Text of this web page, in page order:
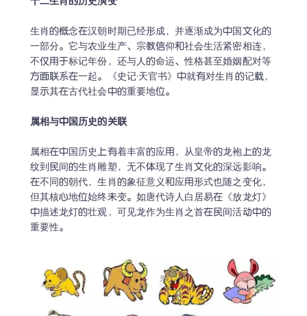
生肖的概念在汉朝时期已经形成，并逐渐成为中国文化的
一部分。它与农业生产、宗教信仰和社会生活紧密相连，
不仅用于标记年份，还与人的命运、性格甚至婚姻配对等
方面联系在一起。《史记·天官书》中就有对生肖的记载，
显示其在古代社会中的重要地位。
属相与中国历史的关联
属相在中国历史上有着丰富的应用，从皇帝的龙袍上的龙
纹到民间的生肖雕塑，无不体现了生肖文化的深远影响。
在不同的朝代，生肖的象征意义和应用形式也随之变化，
但其核心地位始终未变。如唐代诗人白居易在《放龙灯》
中描述龙灯的壮观，可见龙作为生肖之首在民间活动中的
重要性。